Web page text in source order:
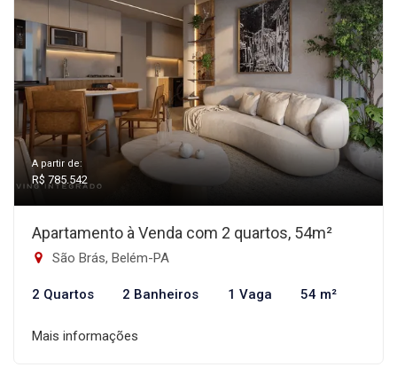
A partir de:
R$ 785.542
Apartamento à Venda com 2 quartos, 54m²
São Brás, Belém-PA
2 Quartos 2 Banheiros 1 Vaga 54 m²
Mais informações